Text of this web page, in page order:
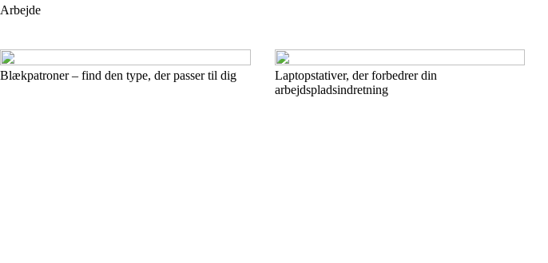
Arbejde
Blækpatroner – find den type, der passer til dig
Laptopstativer, der forbedrer din
arbejdspladsindretning